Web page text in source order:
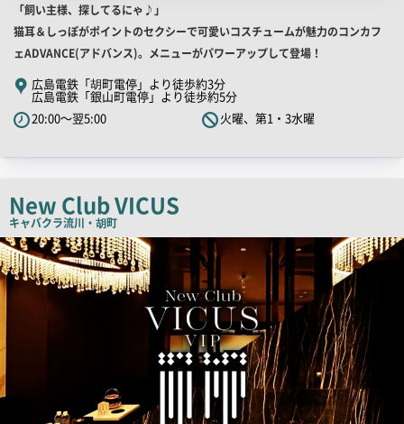
店
舗
PR
キ
ャ
ッ
コ
ー
「飼い主様、探してるにゃ♪」
猫耳＆しっぽがポイントのセクシーで可愛いコスチュームが魅力のコンカフ
ェADVANCE(アドバンス)。メニューがパワーアップして登場！
広島電鉄「胡町電停」より徒歩約3分
広島電鉄「銀山町電停」より徒歩約5分
20:00～翌5:00
火曜、第1・3水曜
New Club VICUS
キャバクラ流川・胡町
店
舗
PR
画
像